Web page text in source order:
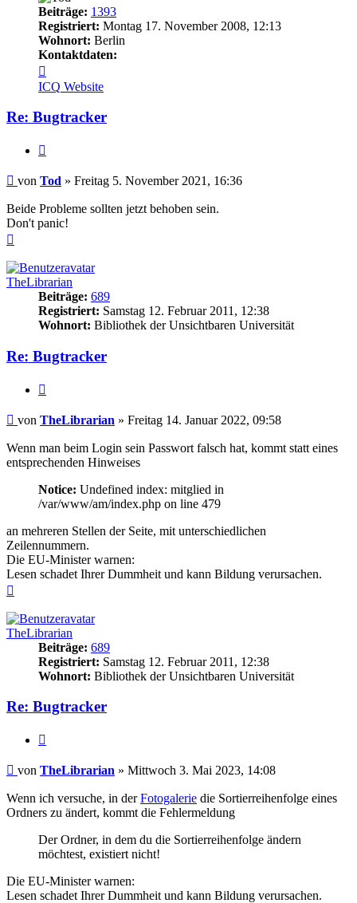
Beiträge: 1393
Registriert: Montag 17. November 2008, 12:13
Wohnort: Berlin
Kontaktdaten:
von
Tod
ICQ Website
Re: Bugtracker
Beitrag
von Tod » Freitag 5. November 2021, 16:36
Beide Probleme sollten jetzt behoben sein.
Don't panic!
TheLibrarian
Beiträge: 689
Registriert: Samstag 12. Februar 2011, 12:38
Wohnort: Bibliothek der Unsichtbaren Universität
Re: Bugtracker
Beitrag
von TheLibrarian » Freitag 14. Januar 2022, 09:58
Wenn man beim Login sein Passwort falsch hat, kommt statt eines
entsprechenden Hinweises
Notice: Undefined index: mitglied in
/var/www/am/index.php on line 479
an mehreren Stellen der Seite, mit unterschiedlichen
Zeilennummern.
Die EU-Minister warnen:
Lesen schadet Ihrer Dummheit und kann Bildung verursachen.
TheLibrarian
Beiträge: 689
Registriert: Samstag 12. Februar 2011, 12:38
Wohnort: Bibliothek der Unsichtbaren Universität
Re: Bugtracker
Beitrag
von TheLibrarian » Mittwoch 3. Mai 2023, 14:08
Wenn ich versuche, in derFotogalerie die Sortierreihenfolge eines
Ordners zu ändert, kommt die Fehlermeldung
Der Ordner, in dem du die Sortierreihenfolge ändern
möchtest, existiert nicht!
Die EU-Minister warnen:
Lesen schadet Ihrer Dummheit und kann Bildung verursachen.